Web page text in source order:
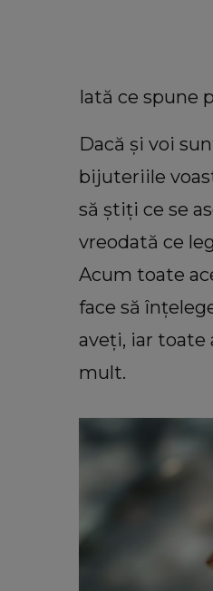
Iată ce spune
Dacă și voi
bijuteriile
să știți ce se
vreodată ce
Acum toate
face să
aveți, iar toate
mult.
Sora
său. Ce
în care